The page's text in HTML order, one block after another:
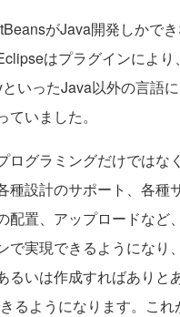
がJava開発しかで
はプラグインにより
いったJava以外の言語
ていました。
ログラミングだけではな
種設計のサポート、各種
配置、アップロードなど
で実現できるようになり
るいは作成すればありと
るようになります。これ